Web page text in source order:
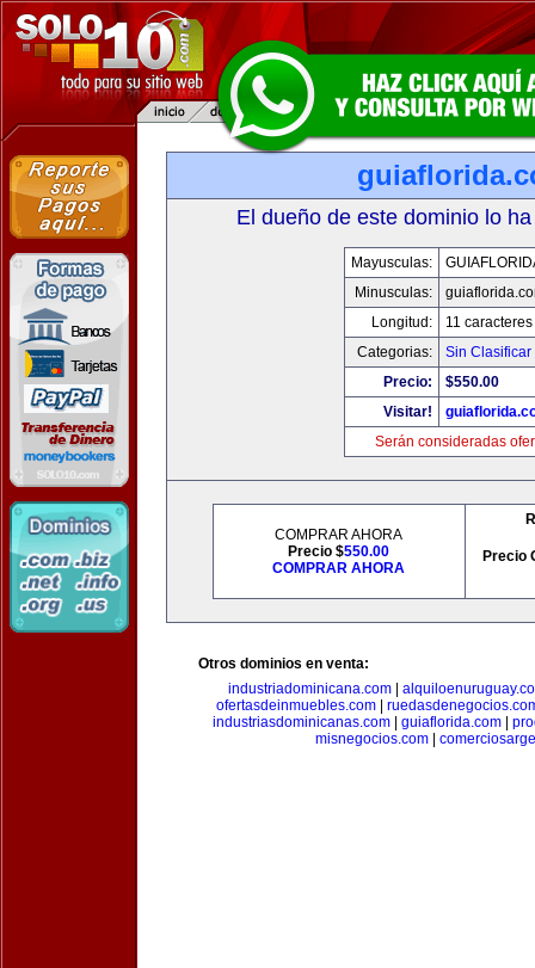
El dueño de este dominio lo
Mayusculas:
Minusculas:
Longitud:
11 caracteres
Categorias:
Sin Clasificar
Precio:
$550.00
Visitar!
Serán consideradas
COMPRAR AHORA
Precio $550.00
COMPRAR AHORA
Precio
Otros dominios en venta:
industriadominicana.com
ofertasdeinmuebles.com
industriasdominicanas.com
guiaflorida.com
misnegocios.com